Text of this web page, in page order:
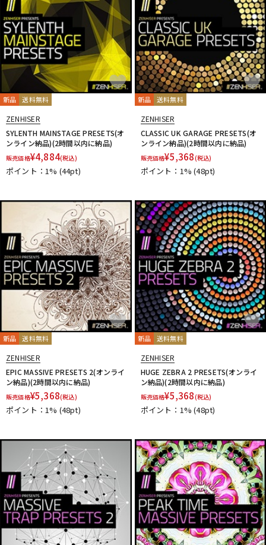
新品 送料無料
ZENHISER
SYLENTH MAINSTAGE PRESETS(オ
ンライン納品)(2時間以内に納品)
販売価格¥4,884(税込)
ポイント：1% (44pt)
新品 送料無料
ZENHISER
CLASSIC UK GARAGE PRESETS(オ
ンライン納品)(2時間以内に納品)
販売価格¥5,368(税込)
ポイント：1%(48pt)
新品 送料無料
ZENHISER
EPIC MASSIVE PRESETS 2(オンライ
ン納品)(2時間以内に納品)
販売価格¥5,368(税込)
ポイント：1% (48pt)
新品 送料無料
ZENHISER
HUGE ZEBRA 2 PRESETS(オンライ
ン納品)(2時間以内に納品)
販売価格¥5,368(税込)
ポイント：1%(48pt)